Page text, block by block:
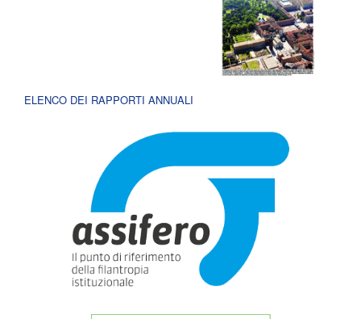
ELENCO DEI RAPPORTI ANNUALI